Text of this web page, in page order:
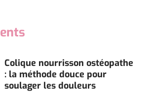
Colique nourrisson ostéopathe
: la méthode douce pour
soulager les douleurs